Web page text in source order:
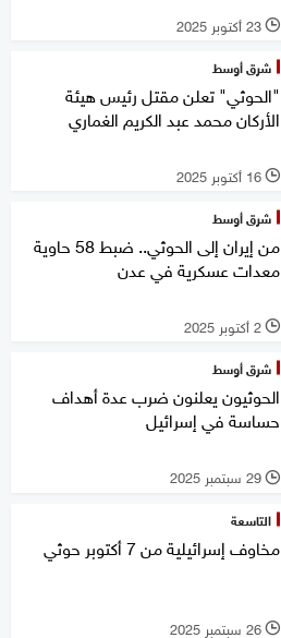
l 23 أكتوبر 2025
شرق أوسط
"الحوثي" تعلن مقتل رئيس هيئة
الأركان محمد عبد الكريم الغماري
l 16 أكتوبر 2025
شرق أوسط
من إيران إلى الحوثي.. ضبط 58 حاوية
معدات عسكرية في عدن
l 2 أكتوبر 2025
شرق أوسط
الحوثيون يعلنون ضرب عدة أهداف
حساسة في إسرائيل
l 29 سبتمبر 2025
التاسعة
مخاوف إسرائيلية من 7 أكتوبر حوثي
l 26 سبتمبر 2025